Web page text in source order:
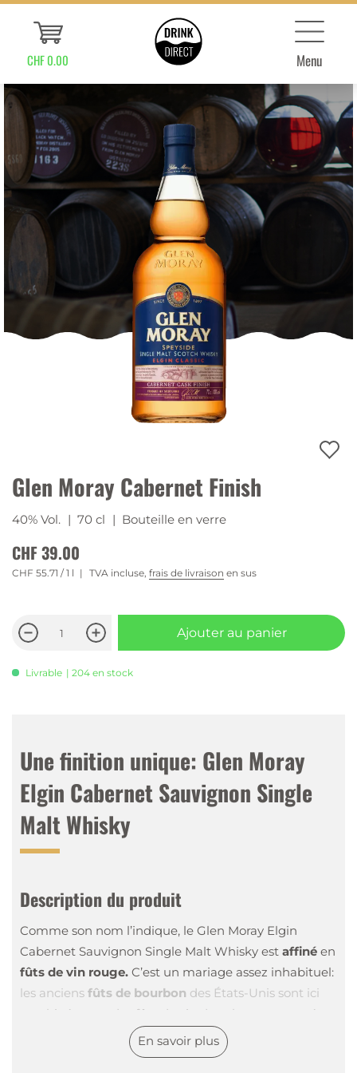
CHF 0.00 Menu
Glen Moray Cabernet Finish
40% Vol. | 70 cl | Bouteille en verre
CHF 39.00
CHF 55.71 / 1 l TVA incluse, frais de livraison en sus
Ajouter au panier
Livrable | 204 en stock
Une finition unique: Glen Moray
Elgin Cabernet Sauvignon Single
Malt Whisky
Description du produit
Comme son nom l’indique, le Glen Moray Elgin
Cabernet Sauvignon Single Malt Whisky est affiné en
fûts de vin rouge. C’est un mariage assez inhabituel:
les anciens fûts de bourbon des États-Unis sont ici
combinés avec des fûts de vin de cabernet européen.
néanmoins
au whisky sa touche très
spéciale. Le Glen Moray Cabernet Sauvignon est un
En savoir plus